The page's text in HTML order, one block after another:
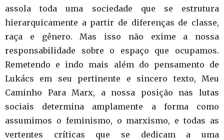
assola toda uma sociedade que se estrutura
hierarquicamente a partir de diferenças de classe,
raça e gênero. Mas isso não exime a nossa
responsabilidade sobre o espaço que ocupamos.
Remetendo e indo mais além do pensamento de
Lukács em seu pertinente e sincero texto, Meu
Caminho Para Marx, a nossa posição nas lutas
sociais determina amplamente a forma como
assumimos o feminismo, o marxismo, e todas as
vertentes críticas que se dedicam a uma